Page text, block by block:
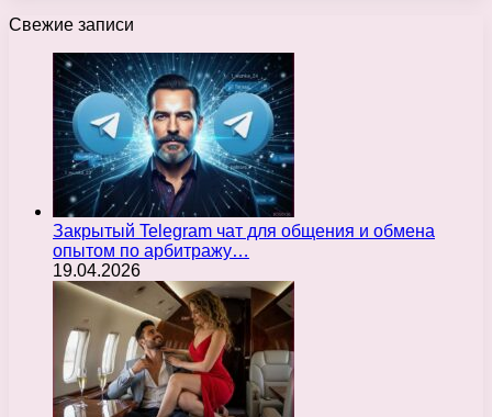
Свежие записи
Закрытый Telegram чат для общения и обмена
опытом по арбитражу…
19.04.2026